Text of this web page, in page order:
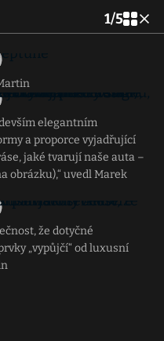
1/5
elegantním
a proporce vyjadřující
jaké tvarují naše auta –
obrázku),“ uvedl Marek
že dotyčné
„vypůjčí“ od luxusní